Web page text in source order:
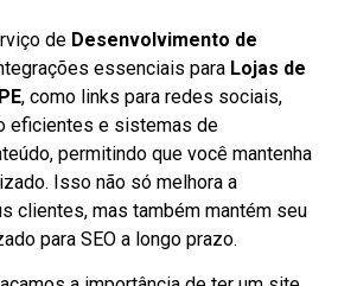
de Desenvolvimento de
essenciais para Lojas de
, como links para redes sociais,
eficientes e sistemas de
permitindo que você mantenha
Isso não só melhora a
clientes, mas também mantém seu
para SEO a longo prazo.